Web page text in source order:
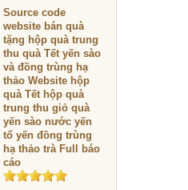
Source code
website bán quà
tặng hộp quà trung
thu quà Tết yến sào
và đồng trùng hạ
thảo Website hộp
quà Tết hộp quà
trung thu giỏ quà
yến sào nước yến
tổ yến đồng trùng
hạ thảo trà Full báo
cáo